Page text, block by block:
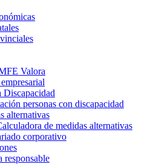
Valora
Discapacidad
personas con discapacidad
alternativas
de medidas alternativas
corporativo
responsable